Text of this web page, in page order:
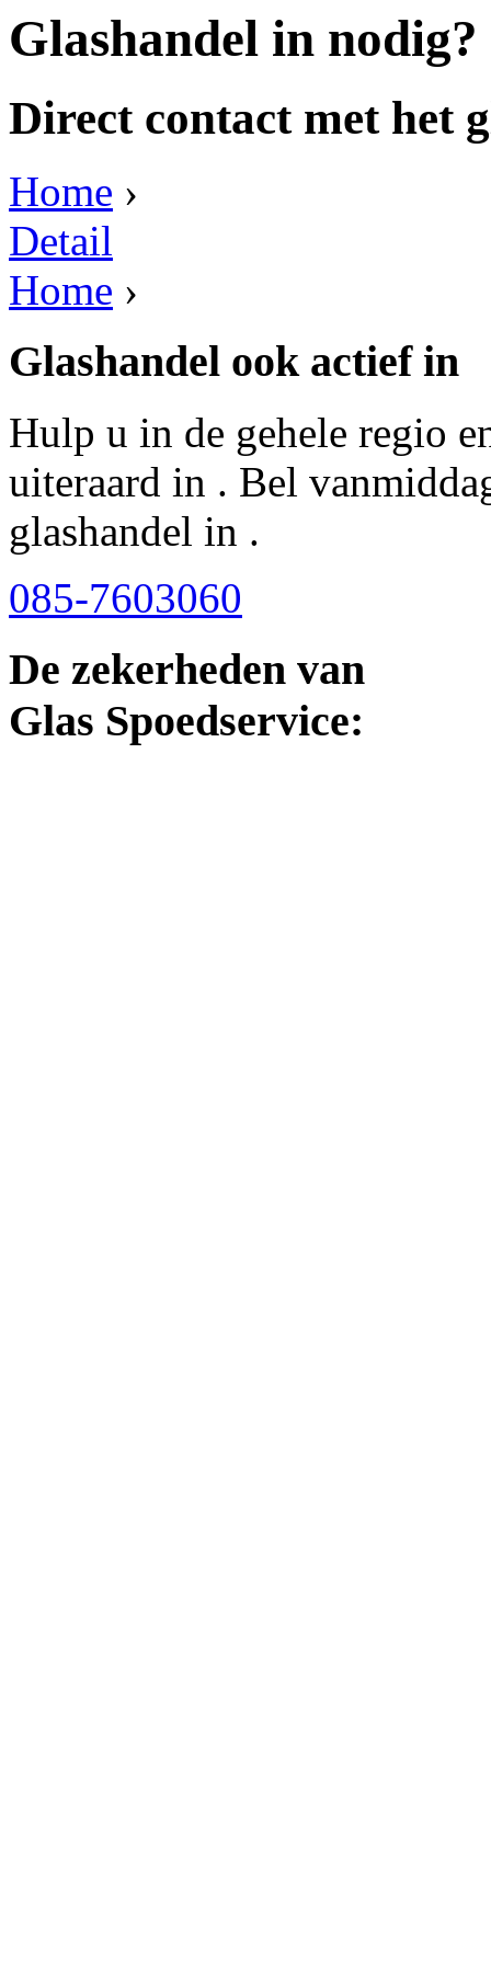
Glashandel in nodig?
Direct contact met het
Home ›
Detail
Home ›
Glashandel ook actief in
Hulp u in de gehele regio
uiteraard in . Bel
glashandel in .
085-7603060
De zekerheden van
Glas Spoedservice: